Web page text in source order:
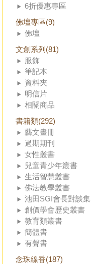
6折優惠專區
佛壇專區(9)
佛壇
文創系列(81)
服飾
筆記本
資料夾
明信片
相關商品
書籍類(292)
藝文畫冊
過期期刊
女性叢書
兒童青少年叢書
生活智慧叢書
佛法教學叢書
池田SGI會長對談集
創價學會歷史叢書
教育類叢書
簡體書
有聲書
念珠線香(187)